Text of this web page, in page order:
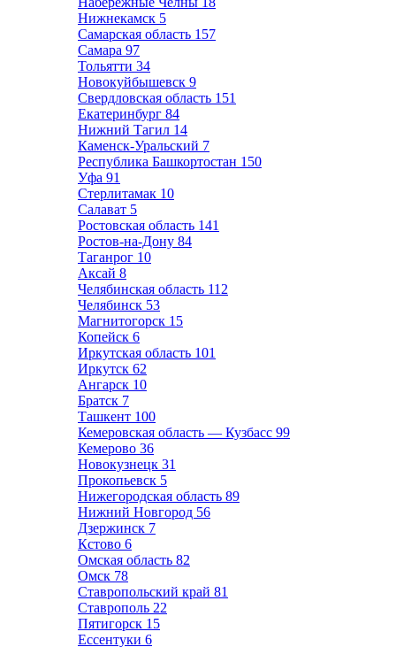
Нижнекамск 5
Самарская область 157
Самара 97
Тольятти 34
Новокуйбышевск 9
Свердловская область 151
Екатеринбург 84
Нижний Тагил 14
Каменск-Уральский 7
Республика Башкортостан 150
Уфа 91
Стерлитамак 10
Салават 5
Ростовская область 141
Ростов-на-Дону 84
Таганрог 10
Аксай 8
Челябинская область 112
Челябинск 53
Магнитогорск 15
Копейск 6
Иркутская область 101
Иркутск 62
Ангарск 10
Братск 7
Ташкент 100
Кемеровская область — Кузбасс 99
Кемерово 36
Новокузнецк 31
Прокопьевск 5
Нижегородская область 89
Нижний Новгород 56
Дзержинск 7
Кстово 6
Омская область 82
Омск 78
Ставропольский край 81
Ставрополь 22
Пятигорск 15
Ессентуки 6